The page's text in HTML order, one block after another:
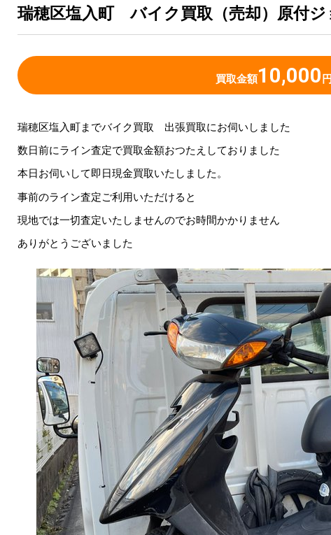
瑞穂区塩入町 バイク買取（売却）原付ジ
買取金額10,000
瑞穂区塩入町までバイク買取 出張買取にお伺いしました
数日前にライン査定で買取金額おつたえしておりました
本日お伺いして即日現金買取いたしました。
事前のライン査定ご利用いただけると
現地では一切査定いたしませんのでお時間かかりません
ありがとうございました